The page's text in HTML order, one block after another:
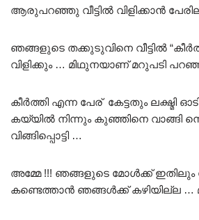
ആരുപറഞ്ഞു വീട്ടിൽ വിളിക്കാൻ
ഞങ്ങളുടെ തക്കുടുവിനെ വീട്ടിൽ
വിളിക്കും … മിഥുനയാണ് മറുപടി
കീർത്തി എന്ന പേര് കേട്ടതും ലക്ഷ്മി
കയ്യിൽ നിന്നും കുഞ്ഞിനെ വാങ്ങി
വിങ്ങിപ്പൊട്ടി …
അമ്മേ !!! ഞങ്ങളുടെ മോൾക്ക്
കണ്ടെത്താൻ ഞങ്ങൾക്ക് കഴിയില്ല